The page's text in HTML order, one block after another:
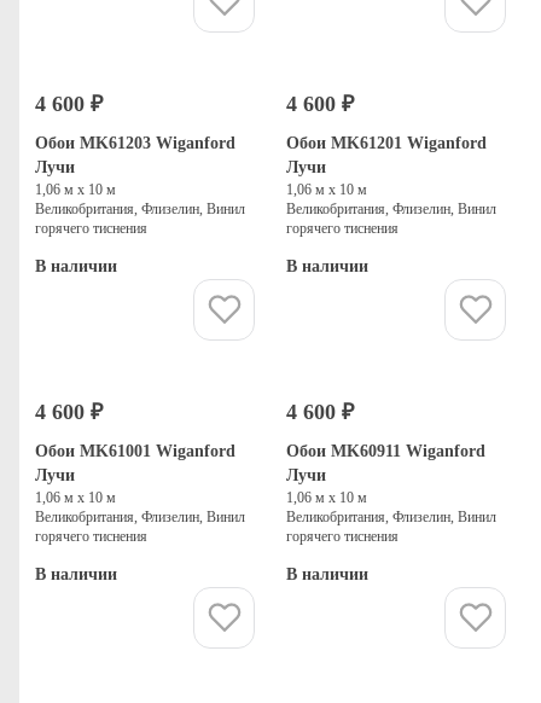
4 600 ₽
Обои MK61203 Wiganford
Лучи
1,06 м х 10 м
Великобритания, Флизелин, Винил
горячего тиснения
В наличии
4 600 ₽
Обои MK61201 Wiganford
Лучи
1,06 м х 10 м
Великобритания, Флизелин, Винил
горячего тиснения
В наличии
4 600 ₽
Обои MK61001 Wiganford
Лучи
1,06 м х 10 м
Великобритания, Флизелин, Винил
горячего тиснения
В наличии
4 600 ₽
Обои MK60911 Wiganford
Лучи
1,06 м х 10 м
Великобритания, Флизелин, Винил
горячего тиснения
В наличии